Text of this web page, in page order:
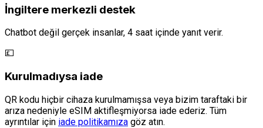
İngiltere merkezli destek
Chatbot değil gerçek insanlar, 4 saat içinde yanıt verir.
💷
Kurulmadıysa iade
QR kodu hiçbir cihaza kurulmamışsa veya bizim taraftaki bir
arıza nedeniyle eSIM aktifleşmiyorsa iade ederiz. Tüm
ayrıntılar için iade politikamıza göz atın.